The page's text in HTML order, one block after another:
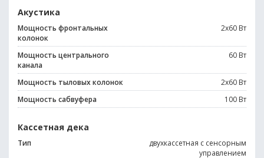
Акустика
Мощность фронтальных
колонок
2x60 Вт
Мощность центрального
канала
60 Вт
Мощность тыловых колонок
2x60 Вт
Мощность сабвуфера
100 Вт
Кассетная дека
Тип
двухкассетная с сенсорным
управлением